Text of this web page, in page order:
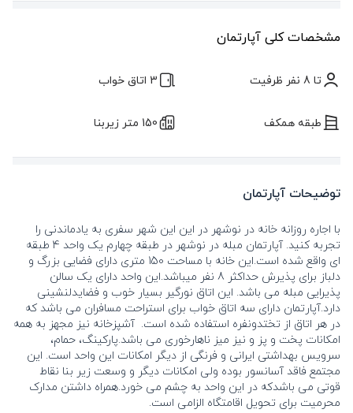
مشخصات کلی آپارتمان
تا 8 نفر ظرفیت 3 اتاق خواب
طبقه همکف 150 متر زیربنا
توضیحات آپارتمان
با اجاره روزانه خانه در نوشهر در این این شهر سفری به یادماندنی را
تجربه کنید. آپارتمان مبله در نوشهر در طبقه چهارم یک واحد 4 طبقه
ای واقع شده است.این خانه با مساحت 150 متری دارای فضایی بزرگ و
دلباز برای پذیرش حداکثر 8 نفر میباشد.این واحد دارای یک سالن
پذیرایی مبله می باشد. این اتاق نورگیر بسیار خوب و فضایدلنشینی
دارد.آپارتمان دارای سه اتاق خواب برای استراحت مسافران می باشد که
در هر اتاق از تختدونفره استفاده شده است. آشپزخانه نیز مجهز به همه
امکانات پخت و پز و نیز میز ناهارخوری می باشد.پارکینگ، حمام،
سرویس بهداشتی ایرانی و فرنگی از دیگر امکانات این واحد است. این
مجتمع فاقد آسانسور بوده ولی امکانات دیگر و وسعت زیر بنا نقاط
قوتی می باشدکه در این واحد به چشم می خورد.همراه داشتن مدارک
محرمیت برای تحویل اقامتگاه الزامی است.